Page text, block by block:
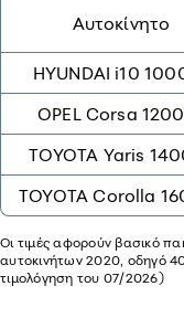
Αυτοκίνητο
HYUNDAI i10
OPEL Corsa
TOYOTA Yaris
TOYOTA Corolla
Οι τιμές αφορούν βασικό
αυτοκινήτων 2020, οδηγό
τιμολόγηση του 07/2026)